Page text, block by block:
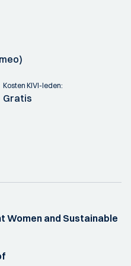
Kosten KIVI-leden:
Gratis
Women and Sustainable